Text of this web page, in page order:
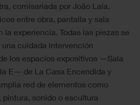
comisariada por João Laia,
entre obra, pantalla y sala
la experiencia. Todas las piezas se
cuidada intervención
los espacios expositivos —Sala
E— de La Casa Encendida y
red de elementos como
sonido o escultura